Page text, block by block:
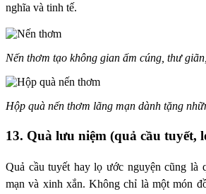
nghĩa và tinh tế.
Nến thơm tạo không gian ấm cúng, thư
Hộp quà nến thơm lãng mạn dành tặng
13. Quà lưu niệm (quả cầu tuyết,
Quả cầu tuyết hay lọ ước nguyện cũng là
mạn và xinh xắn. Không chỉ là một món